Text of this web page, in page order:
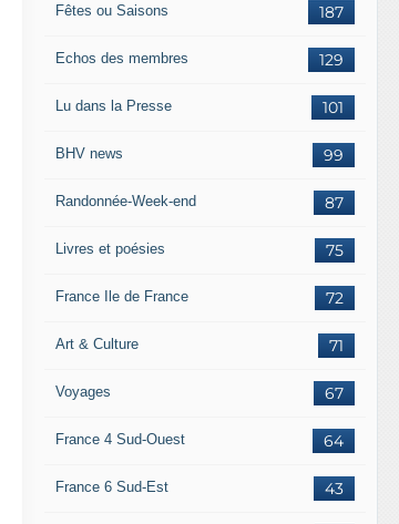
187
Fêtes ou Saisons
129
Echos des membres
101
Lu dans la Presse
99
BHV news
87
Randonnée-Week-end
75
Livres et poésies
72
France Ile de France
71
Art & Culture
67
Voyages
64
France 4 Sud-Ouest
43
France 6 Sud-Est